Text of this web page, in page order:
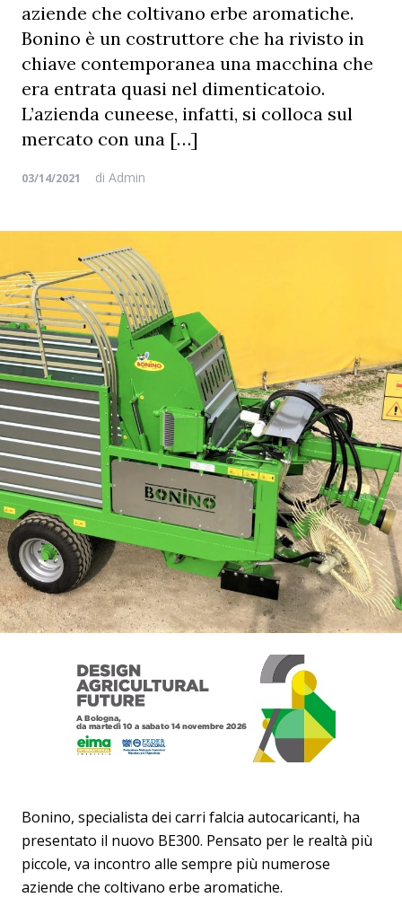
aziende che coltivano erbe aromatiche.
Bonino è un costruttore che ha rivisto in
chiave contemporanea una macchina che
era entrata quasi nel dimenticatoio.
L’azienda cuneese, infatti, si colloca sul
mercato con una […]
03/14/2021 di Admin
Bonino, specialista dei carri falcia autocaricanti, ha
presentato il nuovo BE300. Pensato per le realtà più
piccole, va incontro alle sempre più numerose
aziende che coltivano erbe aromatiche.